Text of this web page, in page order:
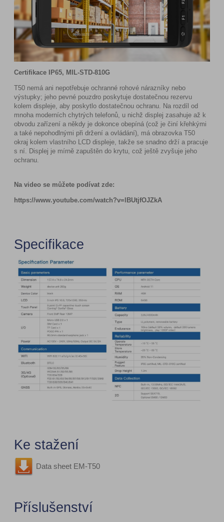
Certifikace IP65, MIL-STD-810G
T50 nemá ani nepotřebuje ochranné rohové nárazníky nebo
výstupky; jeho pevné pouzdro poskytuje dostatečnou rezervu
kolem displeje, aby poskytlo dostatečnou ochranu. Na rozdíl od
mnoha moderních chytrých telefonů, u nichž displej zasahuje až k
obvodu zařízení a někdy je dokonce obepíná (což je činí křehkými
a také nepohodlnými při držení a ovládání), má obrazovka T50
okraj kolem vlastního LCD displeje, takže se snadno drží a pracuje
s ní. Displej je mírně zapuštěn do krytu, což ještě zvyšuje jeho
ochranu.
Na video se můžete podívat zde:
https://www.youtube.com/watch?v=lBUtjfOJZkA
Specifikace
Ke stažení
Data sheet EM-T50
Příslušenství